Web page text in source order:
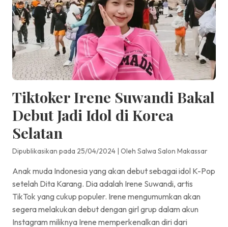
Tiktoker Irene Suwandi Bakal
Debut Jadi Idol di Korea
Selatan
Dipublikasikan pada 25/04/2024 | Oleh Salwa Salon Makassar
Anak muda Indonesia yang akan debut sebagai idol K-Pop
setelah Dita Karang. Dia adalah Irene Suwandi, artis
TikTok yang cukup populer. Irene mengumumkan akan
segera melakukan debut dengan girl grup dalam akun
Instagram miliknya Irene memperkenalkan diri dari